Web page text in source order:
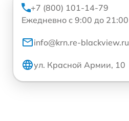
+7 (800) 101-14-79
Ежедневно с 9:00 до 21:00
info@krn.re-blackview.ru
ул. Красной Армии, 10